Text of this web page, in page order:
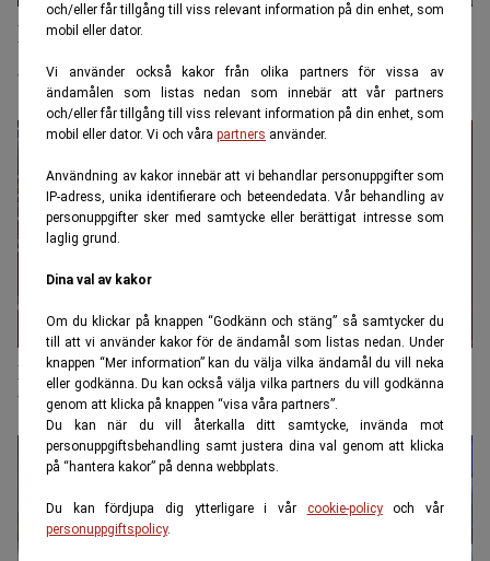
och/eller får tillgång till viss relevant information på din enhet, som
mobil eller dator.
Vi använder också kakor från olika partners för vissa av
ändamålen som listas nedan som innebär att vår partners
och/eller får tillgång till viss relevant information på din enhet, som
mobil eller dator. Vi och våra partners använder.
Användning av kakor innebär att vi behandlar personuppgifter som
IP-adress, unika identifierare och beteendedata. Vår behandling av
personuppgifter sker med samtycke eller berättigat intresse som
laglig grund.
Dina val av kakor
Om du klickar på knappen “Godkänn och stäng” så samtycker du
till att vi använder kakor för de ändamål som listas nedan. Under
knappen “Mer information” kan du välja vilka ändamål du vill neka
eller godkänna. Du kan också välja vilka partners du vill godkänna
genom att klicka på knappen “visa våra partners”.
Du kan när du vill återkalla ditt samtycke, invända mot
personuppgiftsbehandling samt justera dina val genom att klicka
på “hantera kakor” på denna webbplats.
Du kan fördjupa dig ytterligare i vår cookie-policyoch vår
personuppgiftspolicy.
Experten: Storfonder tar över när små
aktörer rensas bort
Finansprofilen Günther Mårder: "Det krävs ett
beslut i hjärtat"